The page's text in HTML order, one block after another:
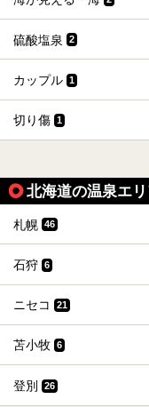
硫酸塩泉 2
カップル 1
切り傷 1
北海道の温泉エ
札幌 46
石狩 6
ニセコ 21
苫小牧 6
登別 26